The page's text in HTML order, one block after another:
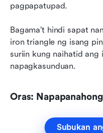
pagpapatupad.
Bagama’t hindi sapat
iron triangle ng isang
suriin kung naihatid
napagkasunduan.
Oras:
Subukan